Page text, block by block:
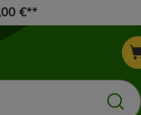
€**